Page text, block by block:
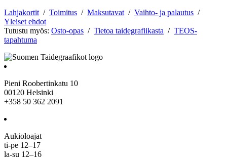
Lahjakortit / Toimitus / Maksutavat / Vaihto- ja palautus /
Yleiset ehdot
Tutustu myös: Osto-opas / Tietoa taidegrafiikasta / TEOS-
tapahtuma
Pieni Roobertinkatu 10
00120 Helsinki
+358 50 362 2091
Aukioloajat
ti-pe 12–17
la-su 12–16